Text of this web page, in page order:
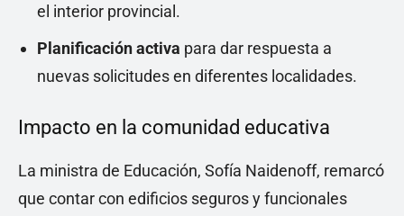
el interior provincial.
Planificación activa para dar respuesta a
nuevas solicitudes en diferentes localidades.
Impacto en la comunidad educativa
La ministra de Educación, Sofía Naidenoff, remarcó
que contar con edificios seguros y funcionales